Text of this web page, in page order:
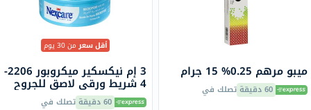
ميبو مرهم 0.25% 15 جرام
60 دقيقة تصلك في
أقل سعرمن 30 يوم
3 إم نيكسكير ميكروبور 2206-
4 شريط ورقي لاصق للجروح
12.5 × 5 متر 60 دقيقة تصلك في